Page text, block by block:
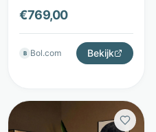
Ovaal blad met
matrixpoot - Zwart -
Starfurn
€769,00
B Bol.com Bekijk